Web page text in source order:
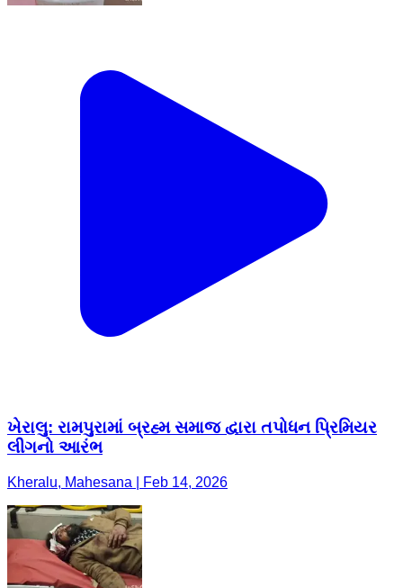
ખેરાલુ: રામપુરામાં બ્રહ્મ સમાજ દ્વારા તપોધન પ્રિમિયર
લીગનો આરંભ
Kheralu, Mahesana | Feb 14, 2026